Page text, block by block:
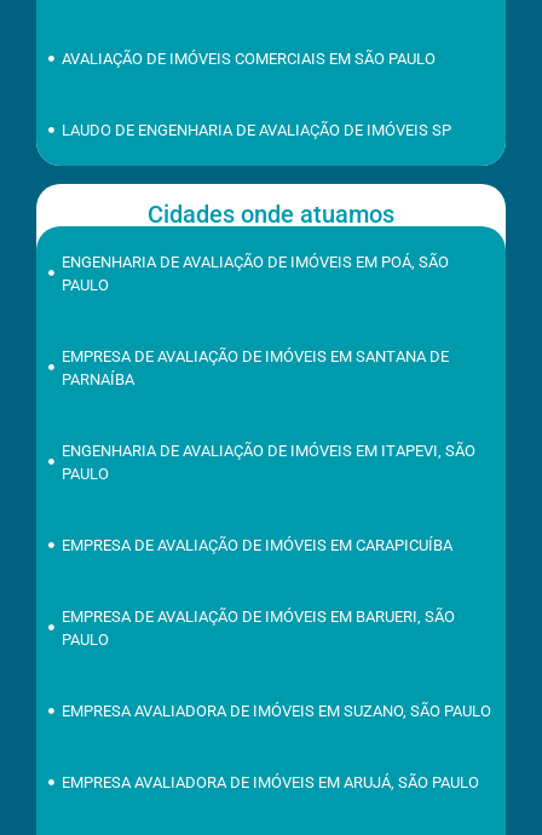
AVALIAÇÃO DE IMÓVEIS COMERCIAIS EM SÃO PAULO
LAUDO DE ENGENHARIA DE AVALIAÇÃO DE IMÓVEIS SP
Cidades onde atuamos
ENGENHARIA DE AVALIAÇÃO DE IMÓVEIS EM POÁ, SÃO
PAULO
EMPRESA DE AVALIAÇÃO DE IMÓVEIS EM SANTANA DE
PARNAÍBA
ENGENHARIA DE AVALIAÇÃO DE IMÓVEIS EM ITAPEVI, SÃO
PAULO
EMPRESA DE AVALIAÇÃO DE IMÓVEIS EM CARAPICUÍBA
EMPRESA DE AVALIAÇÃO DE IMÓVEIS EM BARUERI, SÃO
PAULO
EMPRESA AVALIADORA DE IMÓVEIS EM SUZANO, SÃO PAULO
EMPRESA AVALIADORA DE IMÓVEIS EM ARUJÁ, SÃO PAULO